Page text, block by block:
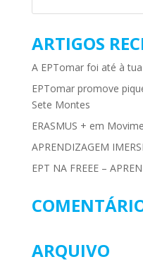
ARTIGOS
A EPTomar foi até à
EPTomar promove
Sete Montes
ERASMUS + em
APRENDIZAGEM
EPT NA FREEE –
ARQUIVO